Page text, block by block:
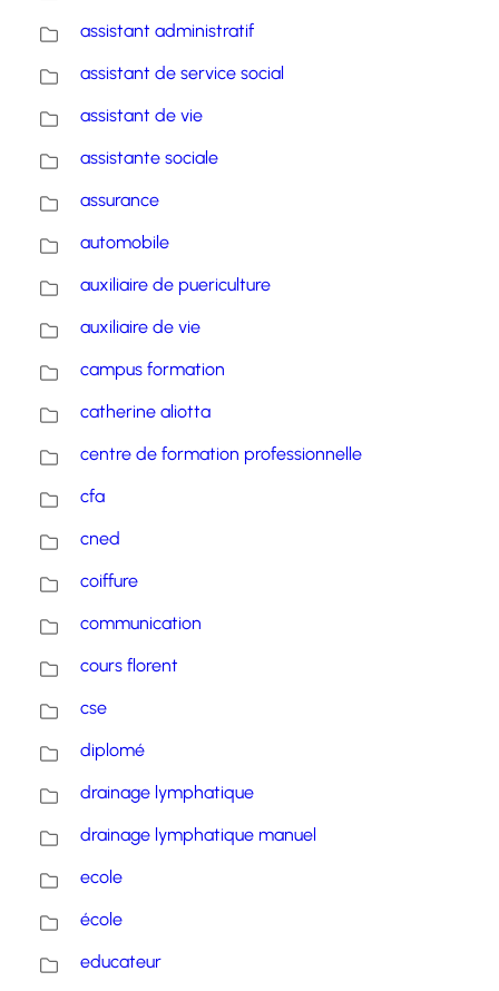
assistant administratif
assistant de service social
assistant de vie
assistante sociale
assurance
automobile
auxiliaire de puericulture
auxiliaire de vie
campus formation
catherine aliotta
centre de formation professionnelle
cfa
cned
coiffure
communication
cours florent
cse
diplomé
drainage lymphatique
drainage lymphatique manuel
ecole
école
educateur